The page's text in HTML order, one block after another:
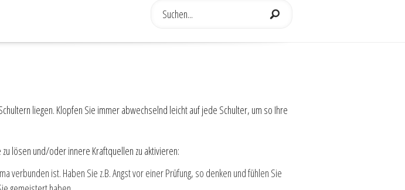
liegen. Klopfen Sie immer abwechselnd leicht auf jede Schulter, um so Ihre
lösen und/oder innere Kraftquellen zu aktivieren:
verbunden ist. Haben Sie z.B. Angst vor einer Prüfung, so denken und fühlen Sie